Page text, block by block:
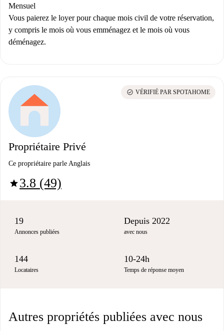
Mensuel
Vous paierez le loyer pour chaque mois civil de votre réservation,
y compris le mois où vous emménagez et le mois où vous
déménagez.
Propriétaire Privé
Ce propriétaire parle Anglais
star3.8 (49)
check_circle VÉRIFIÉ PAR SPOTAHOME
19
Annonces publiées
Depuis 2022
avec nous
144
Locataires
10-24h
Temps de réponse moyen
Autres propriétés publiées avec nous